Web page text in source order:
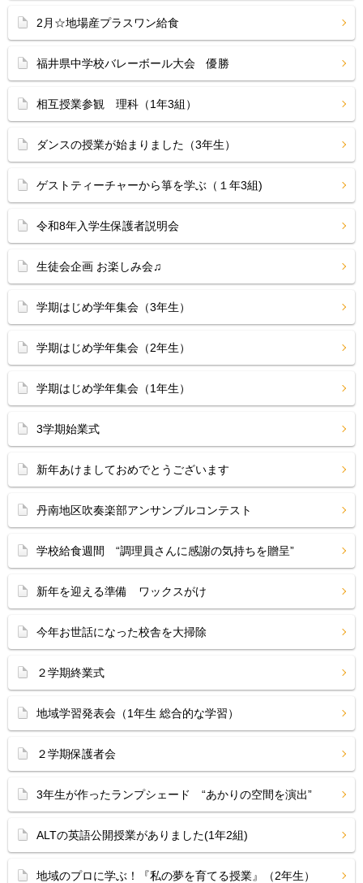
2月☆地場産プラスワン給食
福井県中学校バレーボール大会 優勝
相互授業参観 理科（1年3組）
ダンスの授業が始まりました（3年生）
ゲストティーチャーから箏を学ぶ（１年3組)
令和8年入学生保護者説明会
生徒会企画 お楽しみ会♫
学期はじめ学年集会（3年生）
学期はじめ学年集会（2年生）
学期はじめ学年集会（1年生）
3学期始業式
新年あけましておめでとうございます
丹南地区吹奏楽部アンサンブルコンテスト
学校給食週間 “調理員さんに感謝の気持ちを贈呈”
新年を迎える準備 ワックスがけ
今年お世話になった校舎を大掃除
２学期終業式
地域学習発表会（1年生 総合的な学習）
２学期保護者会
3年生が作ったランプシェード “あかりの空間を演出”
ALTの英語公開授業がありました(1年2組)
地域のプロに学ぶ！『私の夢を育てる授業』（2年生）